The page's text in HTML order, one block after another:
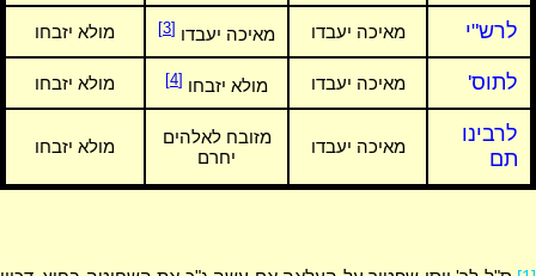
לרש"י מאיכה יעבדו מאיכה יעבדו [3] מולא יזבחו
לתוס' מאיכה יעבדו מולא יזבחו [4] מולא יזבחו
לרבינו
תם
מאיכה יעבדו
מזובח לאלהים
יחרם
מולא יזבחו